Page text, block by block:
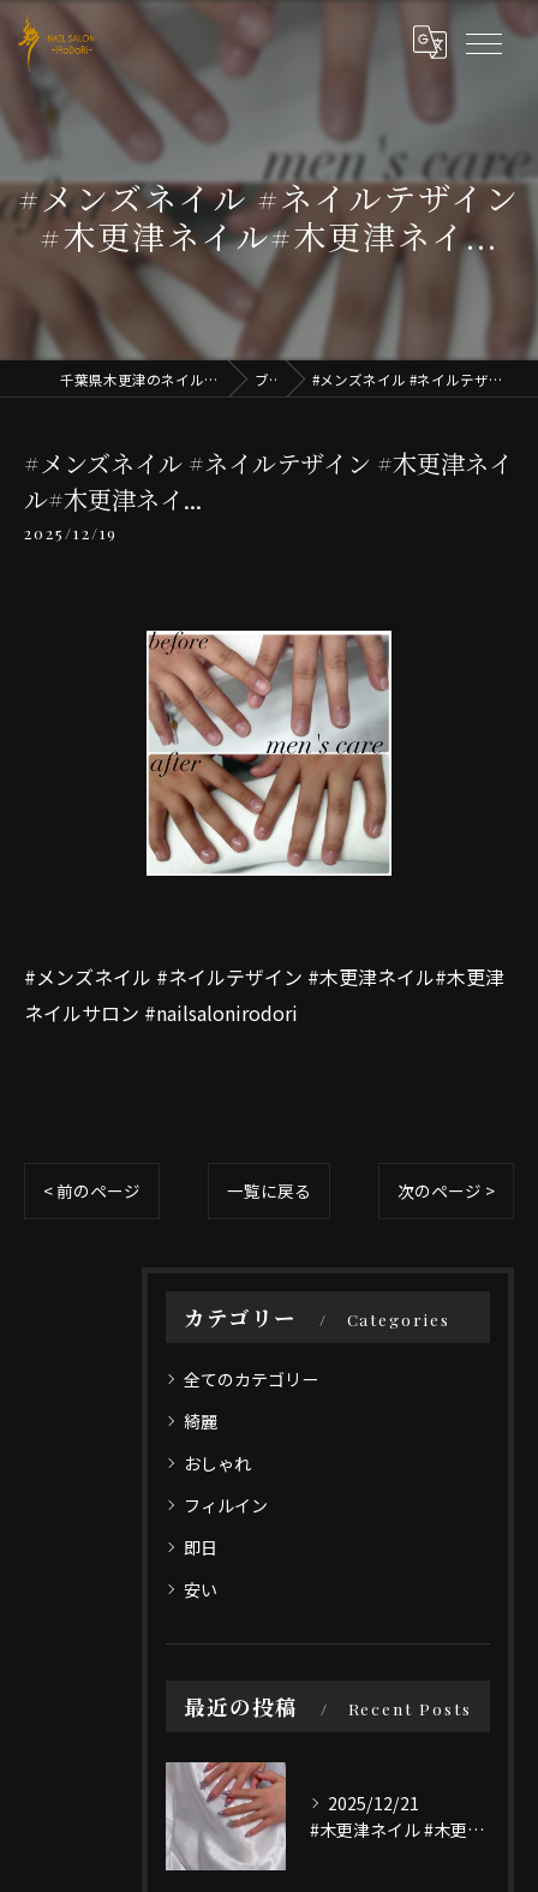
#メンズネイル #ネイルテザイン
#木更津ネイル#木更津ネイ...
千葉県木更津のネイルならNAIL SALON iRoDoRi ブログ #メンズネイル #ネイルテザイン #木更津ネイル#木更津ネイ...
#メンズネイル #ネイルテザイン #木更津ネイ
ル#木更津ネイ...
2025/12/19
#メンズネイル #ネイルテザイン #木更津ネイル#木更津
ネイルサロン #nailsalonirodori
< 前のページ 一覧に戻る 次のページ >
カテゴリー Categories
全てのカテゴリー
綺麗
おしゃれ
フィルイン
即日
安い
最近の投稿 Recent Posts
2025/12/21
#木更津ネイル #木更津ネイルサロン #マグネットネイル #...